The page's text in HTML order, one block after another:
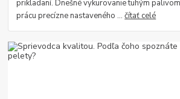
prikladaní. Dnešné vykurovanie tuhým
prácu precízne nastaveného ...čítať celé